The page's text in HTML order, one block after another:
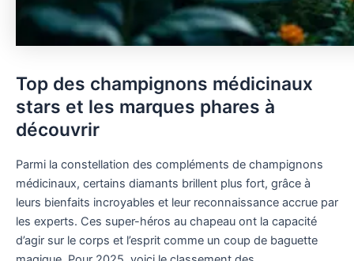
Top des champignons médicinaux
stars et les marques phares à
découvrir
Parmi la constellation des compléments de champignons
médicinaux, certains diamants brillent plus fort, grâce à
leurs bienfaits incroyables et leur reconnaissance accrue par
les experts. Ces super-héros au chapeau ont la capacité
d’agir sur le corps et l’esprit comme un coup de baguette